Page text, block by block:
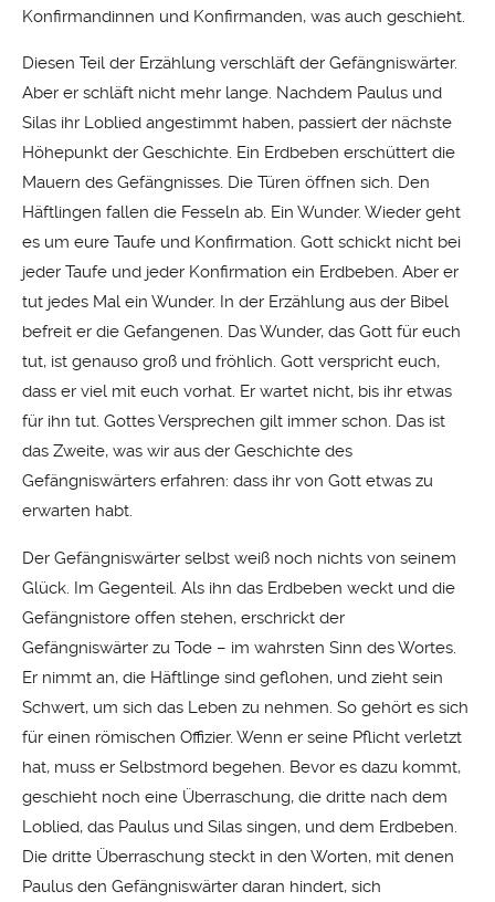
Konfirmandinnen und Konfirmanden, was auch geschieht.
Diesen Teil der Erzählung verschläft der Gefängniswärter.
Aber er schläft nicht mehr lange. Nachdem Paulus und
Silas ihr Loblied angestimmt haben, passiert der nächste
Höhepunkt der Geschichte. Ein Erdbeben erschüttert die
Mauern des Gefängnisses. Die Türen öffnen sich. Den
Häftlingen fallen die Fesseln ab. Ein Wunder. Wieder geht
es um eure Taufe und Konfirmation. Gott schickt nicht bei
jeder Taufe und jeder Konfirmation ein Erdbeben. Aber er
tut jedes Mal ein Wunder. In der Erzählung aus der Bibel
befreit er die Gefangenen. Das Wunder, das Gott für euch
tut, ist genauso groß und fröhlich. Gott verspricht euch,
dass er viel mit euch vorhat. Er wartet nicht, bis ihr etwas
für ihn tut. Gottes Versprechen gilt immer schon. Das ist
das Zweite, was wir aus der Geschichte des
Gefängniswärters erfahren: dass ihr von Gott etwas zu
erwarten habt.
Der Gefängniswärter selbst weiß noch nichts von seinem
Glück. Im Gegenteil. Als ihn das Erdbeben weckt und die
Gefängnistore offen stehen, erschrickt der
Gefängniswärter zu Tode – im wahrsten Sinn des Wortes.
Er nimmt an, die Häftlinge sind geflohen, und zieht sein
Schwert, um sich das Leben zu nehmen. So gehört es sich
für einen römischen Offizier. Wenn er seine Pflicht verletzt
hat, muss er Selbstmord begehen. Bevor es dazu kommt,
geschieht noch eine Überraschung, die dritte nach dem
Loblied, das Paulus und Silas singen, und dem Erdbeben.
Die dritte Überraschung steckt in den Worten, mit denen
Paulus den Gefängniswärter daran hindert, sich